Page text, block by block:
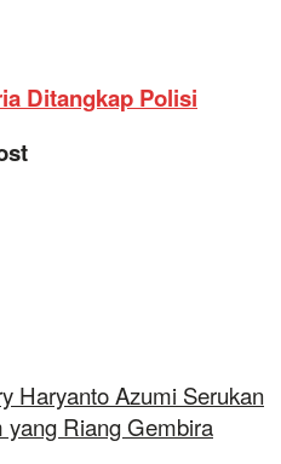
Ditangkap Polisi
Haryanto Azumi Serukan
Riang Gembira